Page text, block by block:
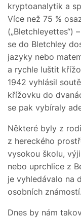
kryptoanalytik a
Více než 75 %
(„Bletchleyettes“)
se do Bletchley
jazyky nebo
a rychle luštit
1942 vyhlásil
křížovku do
se pak vybíraly
Některé byly z
z hereckého
vysokou školu,
nebo uprchlice z
je vyhledávalo na
osobních známostí.
Dnes by nám